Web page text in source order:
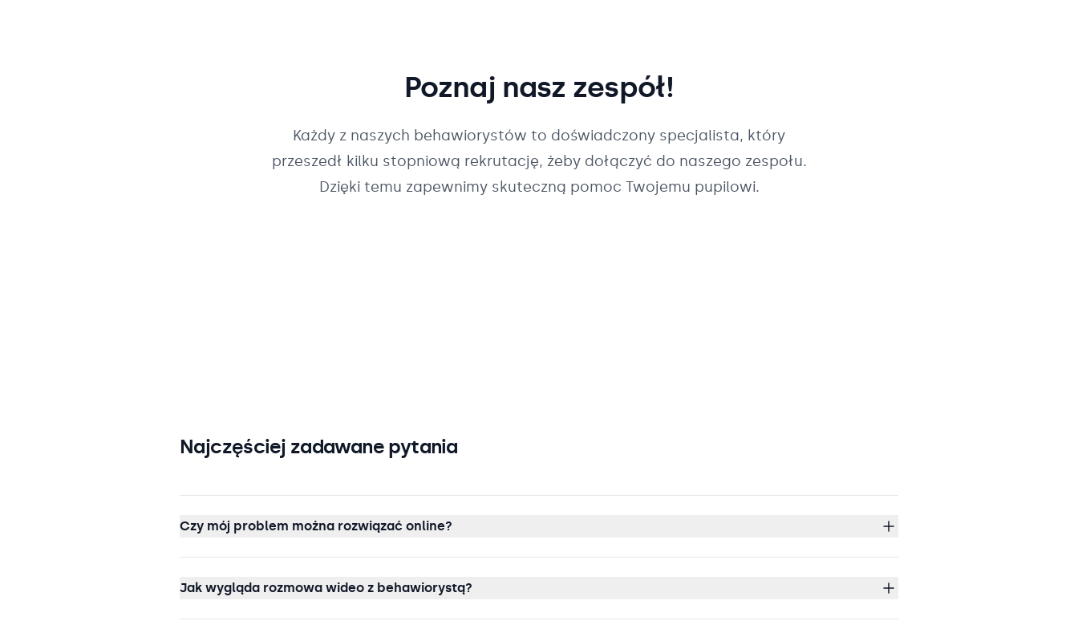
Poznaj nasz zespół!
Każdy z naszych behawiorystów to doświadczony specjalista, który
przeszedł kilku stopniową rekrutację, żeby dołączyć do naszego zespołu.
Dzięki temu zapewnimy skuteczną pomoc Twojemu pupilowi.
Najczęściej zadawane pytania
Czy mój problem można rozwiązać online?
Jak wygląda rozmowa wideo z behawiorystą?